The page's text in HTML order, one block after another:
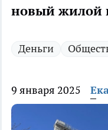
новый жилой
Деньги
9 января 2025